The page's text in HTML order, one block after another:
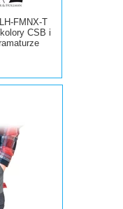
FMNX-T
CSB i